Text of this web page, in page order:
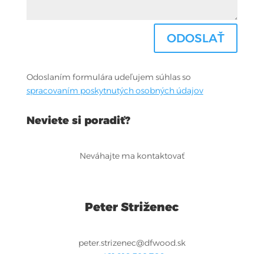
ODOSLAŤ
Odoslaním formulára udeľujem súhlas so
spracovaním poskytnutých osobných údajov
Neviete si poradiť?
Neváhajte ma kontaktovať
Peter Striženec
peter.strizenec@dfwood.sk